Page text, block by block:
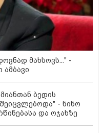
მახსოვს..." -
ბედის
- ნინო
და ოჯახზე